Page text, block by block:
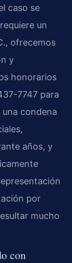
caso se
un
ofrecemos
y
honorarios
7747 para
condena
años, y
por
mucho
con